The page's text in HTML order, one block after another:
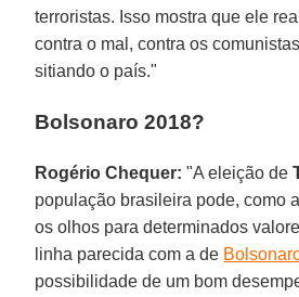
terroristas. Isso mostra que ele
contra o mal, contra os
sitiando o país."
Bolsonaro 2018?
Rogério Chequer: "A eleição de
população brasileira pode, como
os olhos para determinados
linha parecida com a de
possibilidade de um bom